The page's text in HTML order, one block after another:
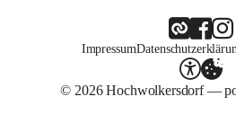
Impressum
© 2026 Hochwolkersdorf —